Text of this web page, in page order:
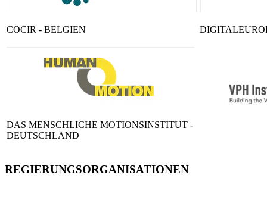
COCIR - BELGIEN
DAS MENSCHLICHE MOTIONSINSTITUT -
DEUTSCHLAND
REGIERUNGSORGANISATIONEN